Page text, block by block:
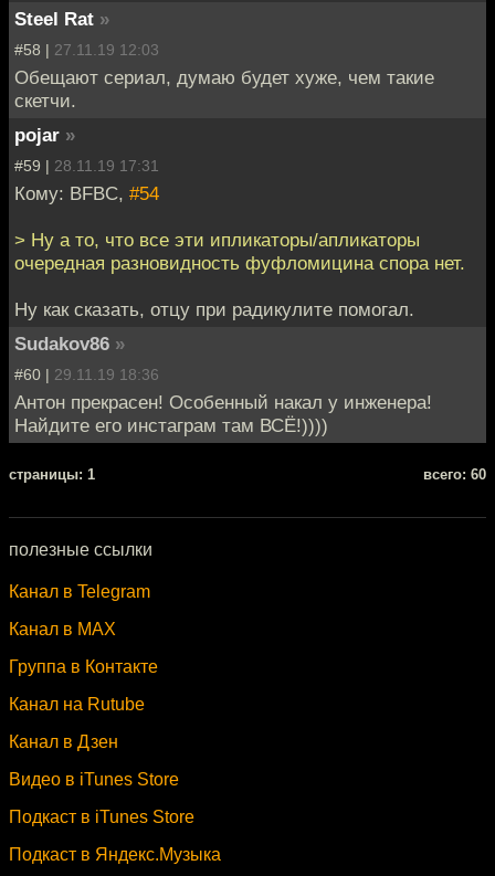
Steel Rat »
#58 | 27.11.19 12:03
Обещают сериал, думаю будет хуже, чем такие
скетчи.
pojar »
#59 | 28.11.19 17:31
Кому: BFBC, #54
> Ну а то, что все эти ипликаторы/апликаторы
очередная разновидность фуфломицина спора нет.
Ну как сказать, отцу при радикулите помогал.
Sudakov86 »
#60 | 29.11.19 18:36
Антон прекрасен! Особенный накал у инженера!
Найдите его инстаграм там ВСЁ!))))
cтраницы: 1 всего: 60
полезные ссылки
Канал в Telegram
Канал в MAX
Группа в Контакте
Канал на Rutube
Канал в Дзен
Видео в iTunes Store
Подкаст в iTunes Store
Подкаст в Яндекс.Музыка